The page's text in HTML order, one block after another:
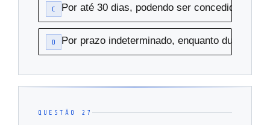
C Por até 30 dias, podendo ser concedido até 3
D Por prazo indeterminado, enquanto durar o
QUESTÃO 27